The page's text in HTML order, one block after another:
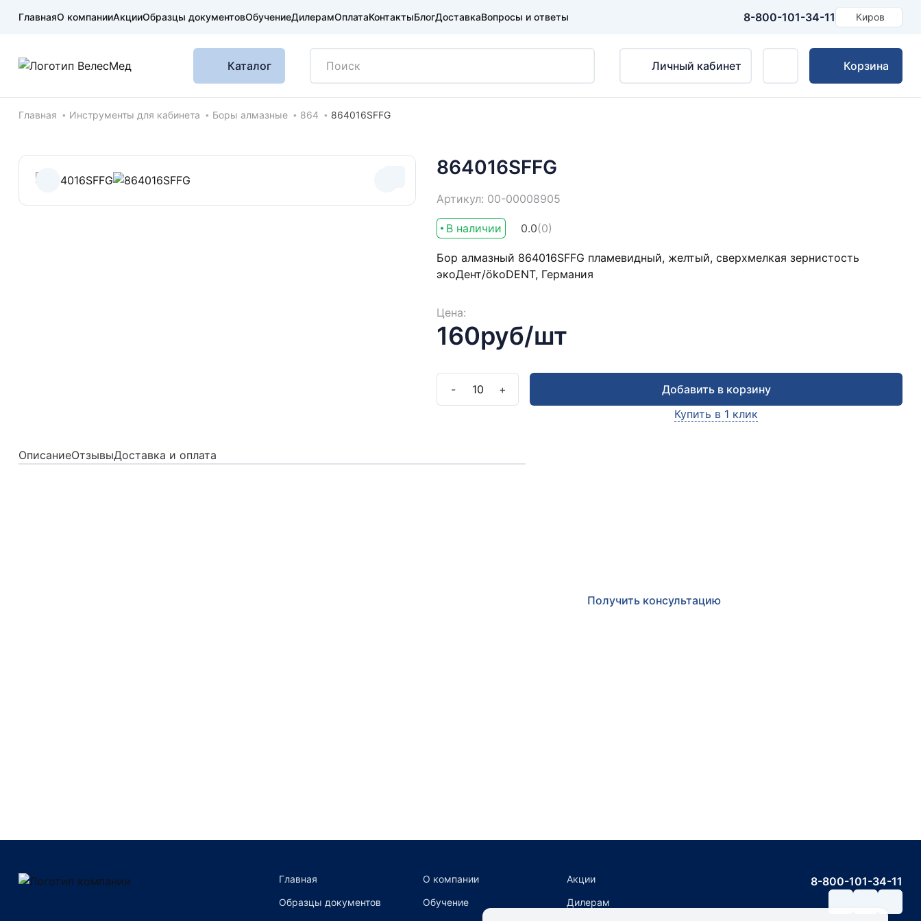
ГлавнаяО компанииАкцииОбразцы документовОбучениеДилерамОплатаКонтактыБлогДоставкаВопросы и ответы 8-800-101-34-11 Киров
Каталог Личный кабинет Корзина
Хлебные крошки
Главная Инструменты для кабинета Боры алмазные 864 864016SFFG
864016SFFG
Артикул: 00-00008905
В наличии 0.0(0)
Бор алмазный 864016SFFG пламевидный, желтый, сверхмелкая зернистость
экоДент/ökoDENT, Германия
Цена:
160руб/шт
- 10 +
Добавить в корзину
Купить в 1 клик
ОписаниеОтзывыДоставка и оплата
Получить консультацию
Главная О компании
Акции
Образцы документов
Обучение
Дилерам
8-800-101-34-11